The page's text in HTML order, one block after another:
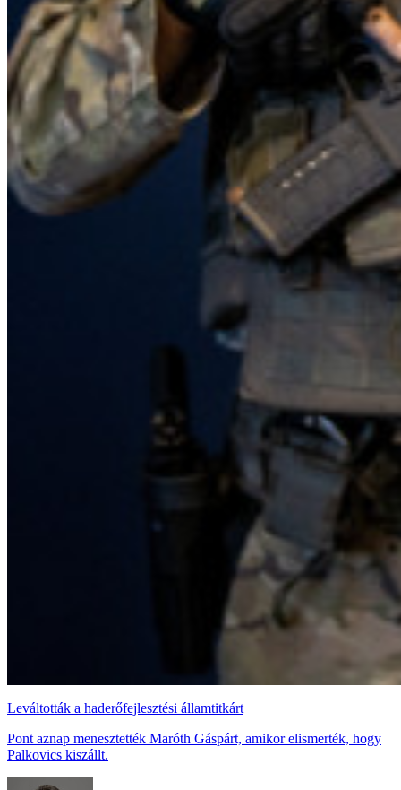
Leváltották a haderőfejlesztési államtitkárt
Pont aznap menesztették Maróth Gáspárt, amikor elismerték, hogy
Palkovics kiszállt.